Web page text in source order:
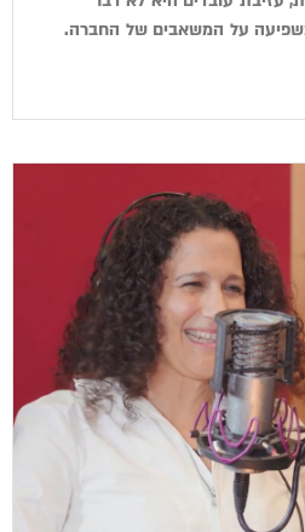
משפיעה על המשאבים של החברה.